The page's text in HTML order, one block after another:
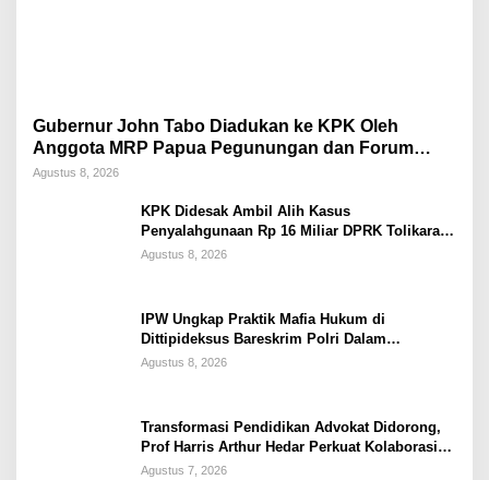
Gubernur John Tabo Diadukan ke KPK Oleh
Anggota MRP Papua Pegunungan dan Forum
Warga Papua
Agustus 8, 2026
KPK Didesak Ambil Alih Kasus
Penyalahgunaan Rp 16 Miliar DPRK Tolikara
Tahun 2017
Agustus 8, 2026
IPW Ungkap Praktik Mafia Hukum di
Dittipideksus Bareskrim Polri Dalam
Penanganan Kasus PT ARA
Agustus 8, 2026
Transformasi Pendidikan Advokat Didorong,
Prof Harris Arthur Hedar Perkuat Kolaborasi
Kampus
Agustus 7, 2026